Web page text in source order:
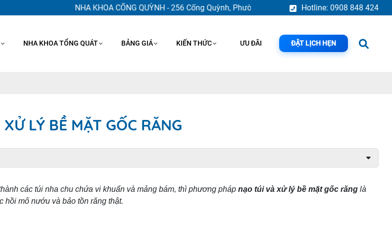
NHA KHOA CỐNG QUỲNH - 256 Cống Quỳnh, Phường Bến Thành, TP.HCMHotline: 0908 848 424
NHA KHOA TỔNG QUÁT BẢNG GIÁ KIẾN THỨC ƯU ĐÃI ĐẶT LỊCH HẸN
LÝ BỀ MẶT GỐC RĂNG
các túi nha chu chứa vi khuẩn và mảng bám, thì phương pháp nạo túi và xử lý bề mặt gốc răng là
hồi mô nướu và bảo tồn răng thật.